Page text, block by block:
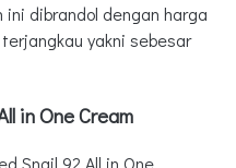
dibrandol dengan harga
yakni sebesar
in One Cream
Snail 92 All in One